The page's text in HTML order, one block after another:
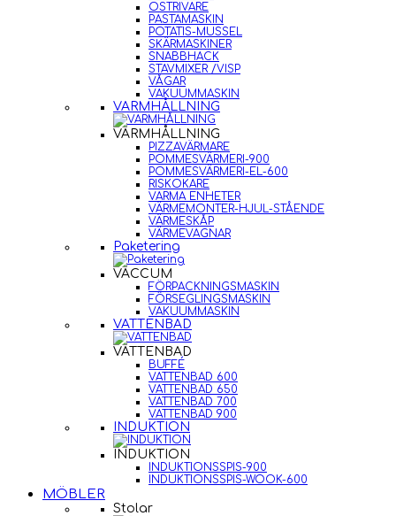
OSTRIVARE
PASTAMASKIN
POTATIS-MUSSEL
SKÄRMASKINER
SNABBHACK
STAVMIXER /VISP
VÅGAR
VAKUUMMASKIN
VARMHÅLLNING
VARMHÅLLNING
PIZZAVÄRMARE
POMMESVÄRMERI-900
POMMESVÄRMERI-EL-600
RISKOKARE
VARMA ENHETER
VÄRMEMONTER-HJUL-STÅENDE
VÄRMESKÅP
VÄRMEVAGNAR
Paketering
VACCUM
FÖRPACKNINGSMASKIN
FÖRSEGLINGSMASKIN
VAKUUMMASKIN
VATTENBAD
VATTENBAD
BUFFÉ
VATTENBAD 600
VATTENBAD 650
VATTENBAD 700
VATTENBAD 900
INDUKTION
INDUKTION
INDUKTIONSSPIS-900
INDUKTIONSSPIS-WOOK-600
MÖBLER
Stolar